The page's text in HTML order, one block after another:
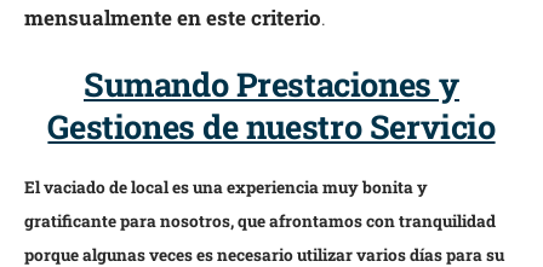
mensualmente en este criterio.
Sumando Prestaciones y
Gestiones de nuestro Servicio
El vaciado de local es una experiencia muy bonita y
gratificante para nosotros, que afrontamos con tranquilidad
porque algunas veces es necesario utilizar varios días para su